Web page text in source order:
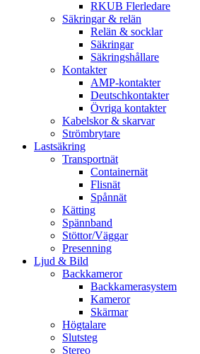
RKUB Flerledare
Säkringar & relän
Relän & socklar
Säkringar
Säkringshållare
Kontakter
AMP-kontakter
Deutschkontakter
Övriga kontakter
Kabelskor & skarvar
Strömbrytare
Lastsäkring
Transportnät
Containernät
Flisnät
Spånnät
Kätting
Spännband
Stöttor/Väggar
Presenning
Ljud & Bild
Backkameror
Backkamerasystem
Kameror
Skärmar
Högtalare
Slutsteg
Stereo